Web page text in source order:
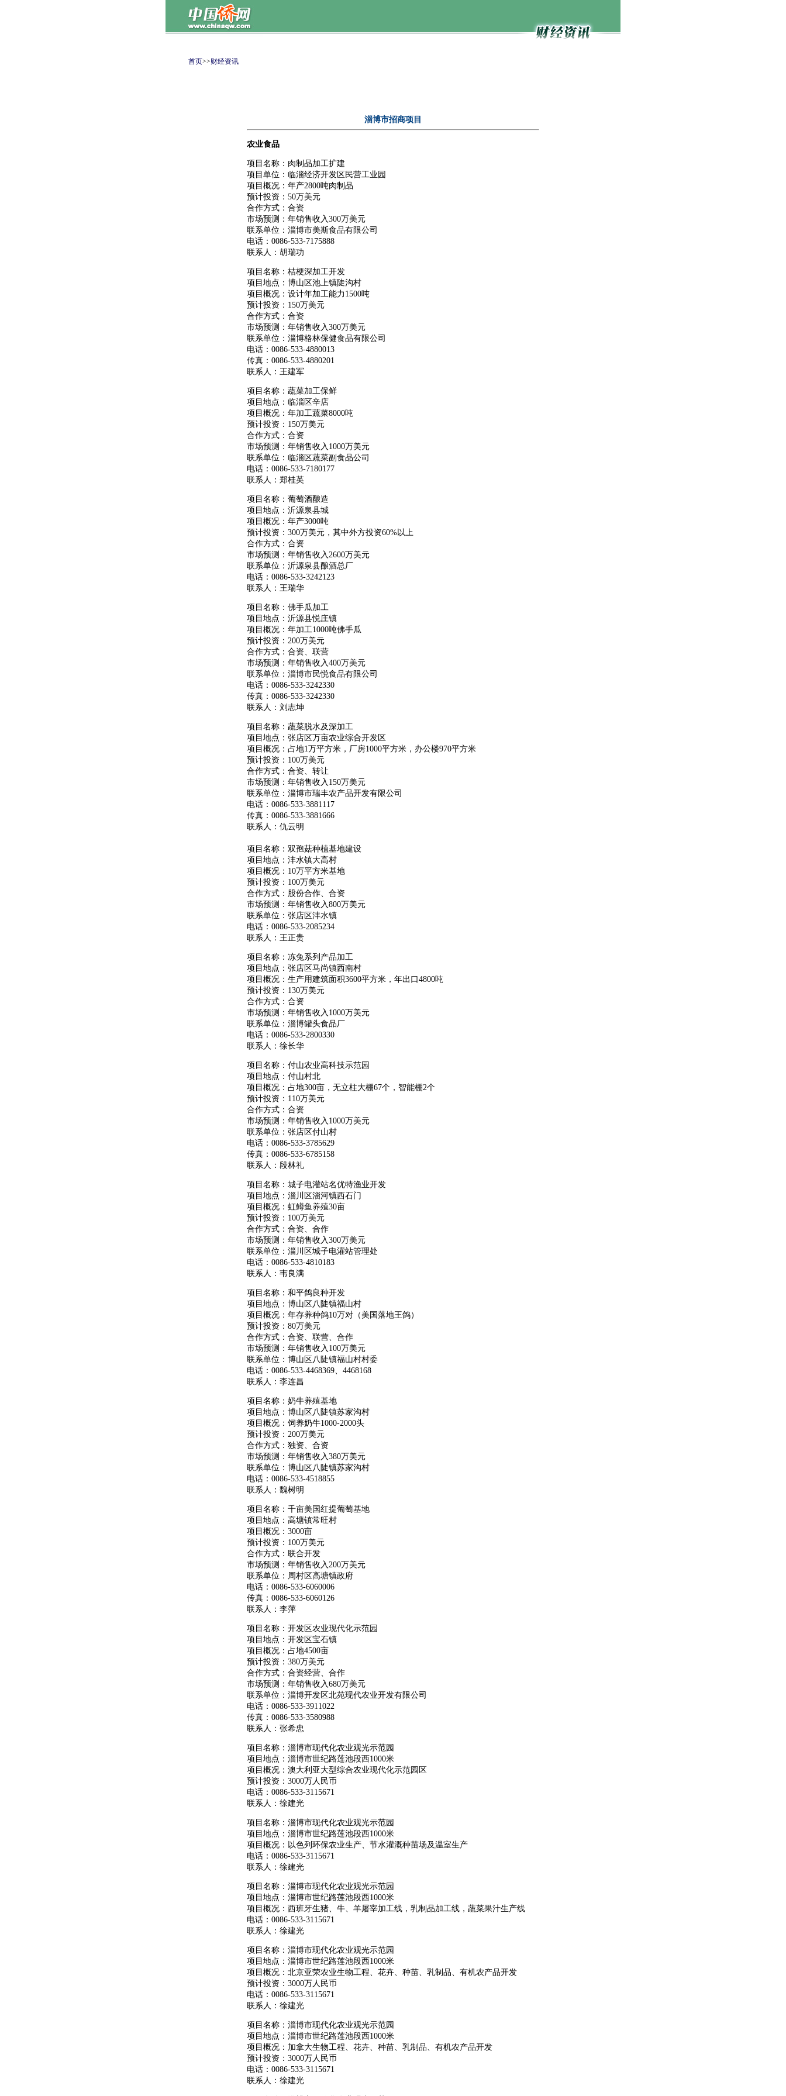
首页>>财经资讯
淄博市招商项目
农业食品
项目名称：肉制品加工扩建
项目单位：临淄经济开发区民营工业园
项目概况：年产2800吨肉制品
预计投资：50万美元
合作方式：合资
市场预测：年销售收入300万美元
联系单位：淄博市美斯食品有限公司
电话：0086-533-7175888
联系人：胡瑞功
项目名称：桔梗深加工开发
项目地点：博山区池上镇陡沟村
项目概况：设计年加工能力1500吨
预计投资：150万美元
合作方式：合资
市场预测：年销售收入300万美元
联系单位：淄博格林保健食品有限公司
电话：0086-533-4880013
传真：0086-533-4880201
联系人：王建军
项目名称：蔬菜加工保鲜
项目地点：临淄区辛店
项目概况：年加工蔬菜8000吨
预计投资：150万美元
合作方式：合资
市场预测：年销售收入1000万美元
联系单位：临淄区蔬菜副食品公司
电话：0086-533-7180177
联系人：郑桂英
项目名称：葡萄酒酿造
项目地点：沂源泉县城
项目概况：年产3000吨
预计投资：300万美元，其中外方投资60%以上
合作方式：合资
市场预测：年销售收入2600万美元
联系单位：沂源泉县酿酒总厂
电话：0086-533-3242123
联系人：王瑞华
项目名称：佛手瓜加工
项目地点：沂源县悦庄镇
项目概况：年加工1000吨佛手瓜
预计投资：200万美元
合作方式：合资、联营
市场预测：年销售收入400万美元
联系单位：淄博市民悦食品有限公司
电话：0086-533-3242330
传真：0086-533-3242330
联系人：刘志坤
项目名称：蔬菜脱水及深加工
项目地点：张店区万亩农业综合开发区
项目概况：占地1万平方米，厂房1000平方米，办公楼970平方米
预计投资：100万美元
合作方式：合资、转让
市场预测：年销售收入150万美元
联系单位：淄博市瑞丰农产品开发有限公司
电话：0086-533-3881117
传真：0086-533-3881666
联系人：仇云明
项目名称：双孢菇种植基地建设
项目地点：沣水镇大高村
项目概况：10万平方米基地
预计投资：100万美元
合作方式：股份合作、合资
市场预测：年销售收入800万美元
联系单位：张店区沣水镇
电话：0086-533-2085234
联系人：王正贵
项目名称：冻兔系列产品加工
项目地点：张店区马尚镇西南村
项目概况：生产用建筑面积3600平方米，年出口4800吨
预计投资：130万美元
合作方式：合资
市场预测：年销售收入1000万美元
联系单位：淄博罐头食品厂
电话：0086-533-2800330
联系人：徐长华
项目名称：付山农业高科技示范园
项目地点：付山村北
项目概况：占地300亩，无立柱大棚67个，智能棚2个
预计投资：110万美元
合作方式：合资
市场预测：年销售收入1000万美元
联系单位：张店区付山村
电话：0086-533-3785629
传真：0086-533-6785158
联系人：段林礼
项目名称：城子电灌站名优特渔业开发
项目地点：淄川区淄河镇西石门
项目概况：虹鳟鱼养殖30亩
预计投资：100万美元
合作方式：合资、合作
市场预测：年销售收入300万美元
联系单位：淄川区城子电灌站管理处
电话：0086-533-4810183
联系人：韦良满
项目名称：和平鸽良种开发
项目地点：博山区八陡镇福山村
项目概况：年存养种鸽10万对（美国落地王鸽）
预计投资：80万美元
合作方式：合资、联营、合作
市场预测：年销售收入100万美元
联系单位：博山区八陡镇福山村村委
电话：0086-533-4468369、4468168
联系人：李连昌
项目名称：奶牛养殖基地
项目地点：博山区八陡镇苏家沟村
项目概况：饲养奶牛1000-2000头
预计投资：200万美元
合作方式：独资、合资
市场预测：年销售收入380万美元
联系单位：博山区八陡镇苏家沟村
电话：0086-533-4518855
联系人：魏树明
项目名称：千亩美国红提葡萄基地
项目地点：高塘镇常旺村
项目概况：3000亩
预计投资：100万美元
合作方式：联合开发
市场预测：年销售收入200万美元
联系单位：周村区高塘镇政府
电话：0086-533-6060006
传真：0086-533-6060126
联系人：李萍
项目名称：开发区农业现代化示范园
项目地点：开发区宝石镇
项目概况：占地4500亩
预计投资：380万美元
合作方式：合资经营、合作
市场预测：年销售收入680万美元
联系单位：淄博开发区北苑现代农业开发有限公司
电话：0086-533-3911022
传真：0086-533-3580988
联系人：张希忠
项目名称：淄博市现代化农业观光示范园
项目地点：淄博市世纪路莲池段西1000米
项目概况：澳大利亚大型综合农业现代化示范园区
预计投资：3000万人民币
电话：0086-533-3115671
联系人：徐建光
项目名称：淄博市现代化农业观光示范园
项目地点：淄博市世纪路莲池段西1000米
项目概况：以色列环保农业生产、节水灌溉种苗场及温室生产
电话：0086-533-3115671
联系人：徐建光
项目名称：淄博市现代化农业观光示范园
项目地点：淄博市世纪路莲池段西1000米
项目概况：西班牙生猪、牛、羊屠宰加工线，乳制品加工线，蔬菜果汁生产线
电话：0086-533-3115671
联系人：徐建光
项目名称：淄博市现代化农业观光示范园
项目地点：淄博市世纪路莲池段西1000米
项目概况：北京亚荣农业生物工程、花卉、种苗、乳制品、有机农产品开发
预计投资：3000万人民币
电话：0086-533-3115671
联系人：徐建光
项目名称：淄博市现代化农业观光示范园
项目地点：淄博市世纪路莲池段西1000米
项目概况：加拿大生物工程、花卉、种苗、乳制品、有机农产品开发
预计投资：3000万人民币
电话：0086-533-3115671
联系人：徐建光